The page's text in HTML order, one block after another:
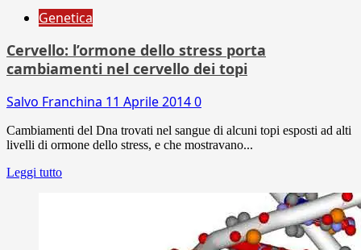
Genetica
Cervello: l’ormone dello stress porta
cambiamenti nel cervello dei topi
Salvo Franchina 11 Aprile 20140
Cambiamenti del Dna trovati nel sangue di alcuni topi esposti ad alti
livelli di ormone dello stress, e che mostravano...
Leggi tutto